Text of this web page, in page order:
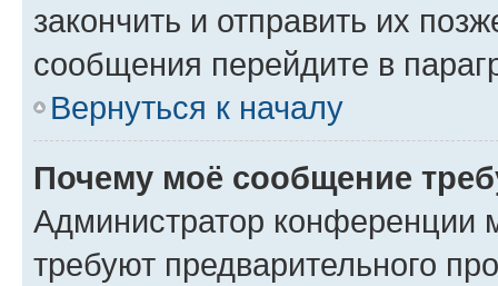
закончить и отправить их
сообщения перейдите в
Вернуться к началу
Почему моё сообщение
Администратор конференции
требуют предварительного